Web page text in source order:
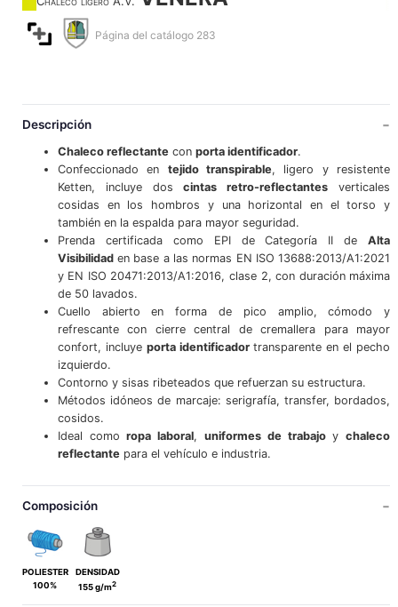
Página del catálogo 283
Descripción
Chaleco reflectantecon porta identificador.
Confeccionado en tejido transpirable, ligero y resistente
Ketten, incluye doscintas retro-reflectantes verticales
cosidas en los hombros y una horizontal en el torso y
también en la espalda para mayor seguridad.
Prenda certificada como EPI de Categoría II deAlta
Visibilidaden base a las normas EN ISO 13688:2013/A1:2021
y EN ISO 20471:2013/A1:2016, clase 2, con duración máxima
de 50 lavados.
Cuello abierto en forma de pico amplio, cómodo y
refrescante con cierre central de cremallera para mayor
confort, incluye porta identificadortransparente en el pecho
izquierdo.
Contorno y sisas ribeteados que refuerzan su estructura.
Métodos idóneos de marcaje: serigrafía, transfer, bordados,
cosidos.
Ideal comoropa laboral,uniformes de trabajoychaleco
reflectantepara el vehículo e industria.
Composición
POLIESTER
100%
DENSIDAD
155 g/m2